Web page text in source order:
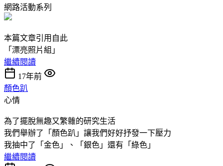
網路活動系列
本篇文章引用自此
「漂亮照片組」
繼續閱讀
17年前
顏色趴
心情
為了擺脫無趣又繁雜的研究生活
我們舉辦了「顏色趴」讓我們好好抒發一下壓力
我抽中了「金色」、「銀色」還有「綠色」
繼續閱讀